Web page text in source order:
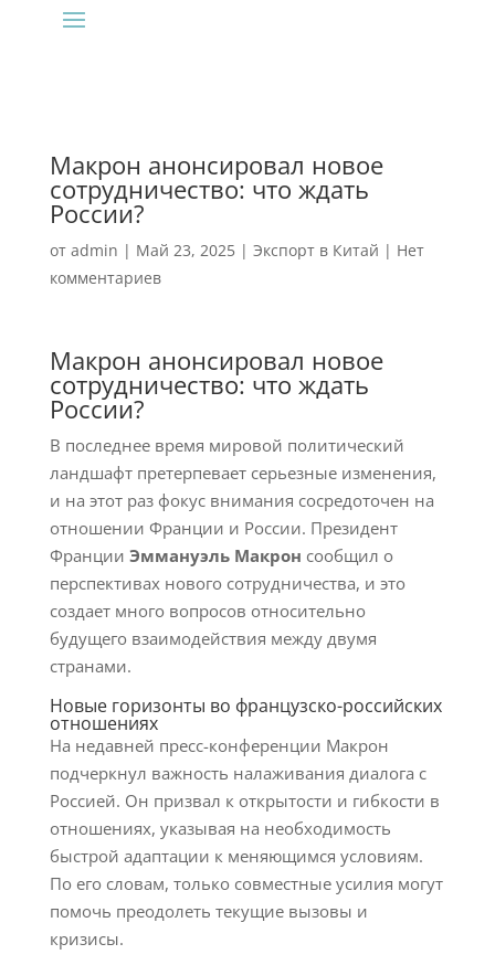
Макрон анонсировал новое
сотрудничество: что ждать
России?
от admin | Май 23, 2025| Экспорт в Китай | Нет
комментариев
Макрон анонсировал новое
сотрудничество: что ждать
России?
В последнее время мировой политический
ландшафт претерпевает серьезные изменения,
и на этот раз фокус внимания сосредоточен на
отношении Франции и России. Президент
Франции Эммануэль Макрон сообщил о
перспективах нового сотрудничества, и это
создает много вопросов относительно
будущего взаимодействия между двумя
странами.
Новые горизонты во французско-российских
отношениях
На недавней пресс-конференции Макрон
подчеркнул важность налаживания диалога с
Россией. Он призвал к открытости и гибкости в
отношениях, указывая на необходимость
быстрой адаптации к меняющимся условиям.
По его словам, только совместные усилия могут
помочь преодолеть текущие вызовы и
кризисы.